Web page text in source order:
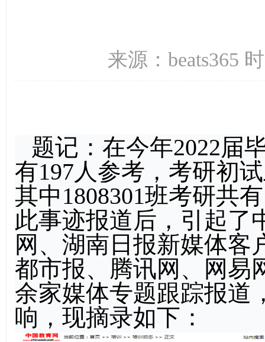
来源：beats365
题记：在今年2022届
有197人参考，考研初
其中1808301班考研共
此事迹报道后，引起了
网、湖南日报新媒体客
都市报、腾讯网、网易
余家媒体专题跟踪报道
响，现摘录如下：